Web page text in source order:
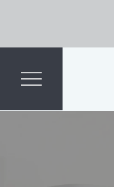
content